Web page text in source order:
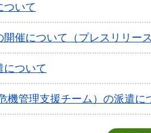
ついて
催について（プレスリリース
について
機管理支援チーム）の派遣に